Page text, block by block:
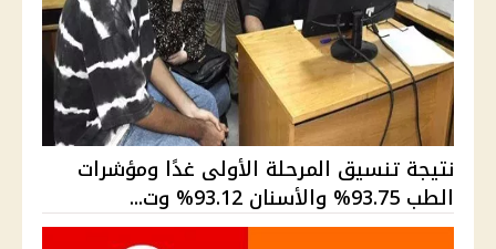
نتيجة تنسيق المرحلة الأولى غدًا ومؤشرات
الطب 93.75% والأسنان 93.12% وت...